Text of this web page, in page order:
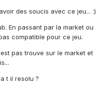
des soucis avec ce jeu... :)
En passant par la market ou
compatible pour ce jeu.
pas trouve sur le market et
t il resolu ?